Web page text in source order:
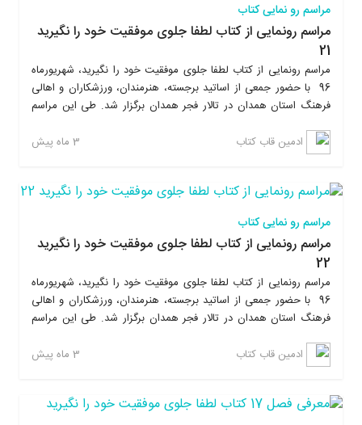
نوشته شده و در پایان هر فصل تمرینات عملی داره که این تمرینات،
ماندگاری مطالب رو در ذهن خواننده چندین برابر بیشتر میکنه و باعث
ایجاد روحیه عملگرایی میشه.
مراسم رو نمایی کتاب
مراسم رونمایی از کتاب لطفا جلوی موفقیت خود را نگیرید
21
مراسم رونمایی از کتاب لطفا جلوی موفقیت خود را نگیرید، شهریورماه
96 با حضور جمعی از اساتید برجسته، هنرمندان، ورزشکاران و اهالی
فرهنگ استان همدان در تالار فجر همدان برگزار شد. طی این مراسم
دستاندرکارانی که در مراحل شکل گیری این اثر همکاری کردند تقدیر
شد.
ادمین قاب کتاب 3 ماه پیش
مراسم رو نمایی کتاب
مراسم رونمایی از کتاب لطفا جلوی موفقیت خود را نگیرید
22
مراسم رونمایی از کتاب لطفا جلوی موفقیت خود را نگیرید، شهریورماه
96 با حضور جمعی از اساتید برجسته، هنرمندان، ورزشکاران و اهالی
فرهنگ استان همدان در تالار فجر همدان برگزار شد. طی این مراسم
دستاندرکارانی که در مراحل شکل گیری این اثر همکاری کردند تقدیر
شد.
ادمین قاب کتاب 3 ماه پیش